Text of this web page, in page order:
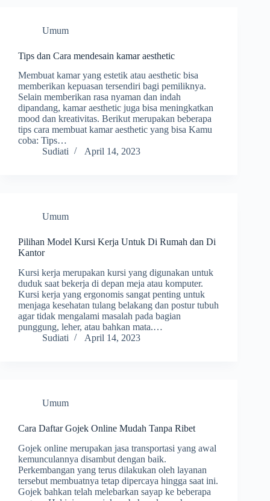
Umum
Tips dan Cara mendesain kamar aesthetic
Membuat kamar yang estetik atau aesthetic bisa
memberikan kepuasan tersendiri bagi pemiliknya.
Selain memberikan rasa nyaman dan indah
dipandang, kamar aesthetic juga bisa meningkatkan
mood dan kreativitas. Berikut merupakan beberapa
tips cara membuat kamar aesthetic yang bisa Kamu
coba: Tips…
Sudiati
April 14, 2023
Umum
Pilihan Model Kursi Kerja Untuk Di Rumah dan Di
Kantor
Kursi kerja merupakan kursi yang digunakan untuk
duduk saat bekerja di depan meja atau komputer.
Kursi kerja yang ergonomis sangat penting untuk
menjaga kesehatan tulang belakang dan postur tubuh
agar tidak mengalami masalah pada bagian
punggung, leher, atau bahkan mata.…
Sudiati
April 14, 2023
Umum
Cara Daftar Gojek Online Mudah Tanpa Ribet
Gojek online merupakan jasa transportasi yang awal
kemunculannya disambut dengan baik.
Perkembangan yang terus dilakukan oleh layanan
tersebut membuatnya tetap dipercaya hingga saat ini.
Gojek bahkan telah melebarkan sayap ke beberapa